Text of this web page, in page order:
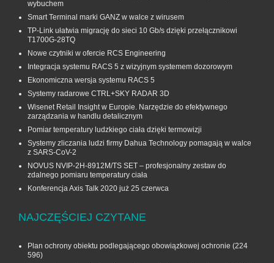
wybuchem
Smart Terminal marki GANZ w walce z wirusem
TP-Link ułatwia migrację do sieci 10 Gb/s dzięki przełącznikowi
T1700G‑28TQ
Nowe czytniki w ofercie RCS Engineering
Integracja systemu RACS 5 z wizyjnym systemem dozorowym
Ekonomiczna wersja systemu RACS 5
Systemy radarowe CTRL+SKY RADAR 3D
Wisenet Retail Insight w Europie. Narzędzie do efektywnego
zarządzania w handlu detalicznym
Pomiar temperatury ludzkiego ciała dzięki termowizji
Systemy zliczania ludzi firmy Dahua Technology pomagają w walce
z SARS-CoV-2
NOVUS NVIP-2H-8912M/TS SET – profesjonalny zestaw do
zdalnego pomiaru temperatury ciała
Konferencja Axis Talk 2020 już 25 czerwca
NAJCZĘŚCIEJ CZYTANE
Plan ochrony obiektu podlegającego obowiązkowej ochronie (224
596)